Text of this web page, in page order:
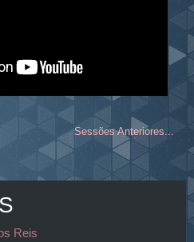
Sessões Anteriores...
Reis